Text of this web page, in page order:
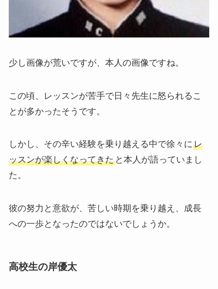
少し画像が荒いですが、本人の画像ですね。
この頃、レッスンが苦手で日々先生に怒られるこ
とが多かったそうです。
しかし、その辛い経験を乗り越える中で徐々にレ
ッスンが楽しくなってきたと本人が語っていまし
た。
彼の努力と意欲が、苦しい時期を乗り越え、成長
への一歩となったのではないでしょうか。
高校生の岸優太